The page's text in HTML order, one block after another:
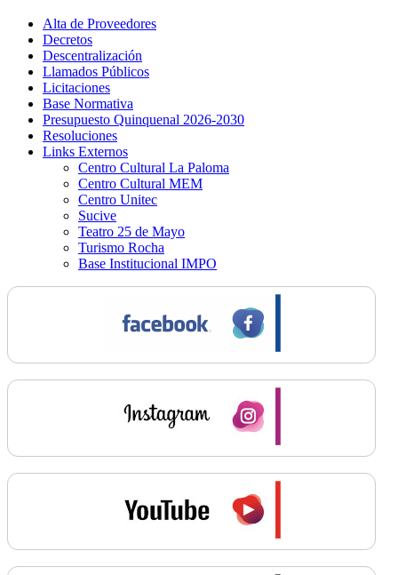
Alta de Proveedores
Decretos
Descentralización
Llamados Públicos
Licitaciones
Base Normativa
Presupuesto Quinquenal 2026-2030
Resoluciones
Links Externos
Centro Cultural La Paloma
Centro Cultural MEM
Centro Unitec
Sucive
Teatro 25 de Mayo
Turismo Rocha
Base Institucional IMPO